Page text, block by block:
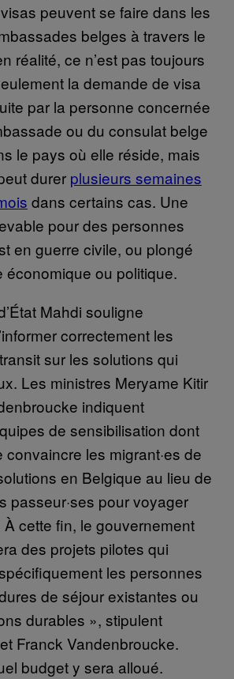
peuvent se faire dans les
belges à travers le
réalité, ce n’est pas toujours
la demande de visa
par la personne concernée
ou du consulat belge
le pays où elle réside, mais
durer plusieurs semaines
dans certains cas. Une
pour des personnes
en guerre civile, ou plongé
économique ou politique.
Mahdi souligne
correctement les
sur les solutions qui
Les ministres Meryame Kitir
indiquent
de sensibilisation dont
convaincre les migrant·es de
en Belgique au lieu de
passeur·ses pour voyager
cette fin, le gouvernement
des projets pilotes qui
les personnes
de séjour existantes ou
durables », stipulent
Franck Vandenbroucke.
budget y sera alloué.